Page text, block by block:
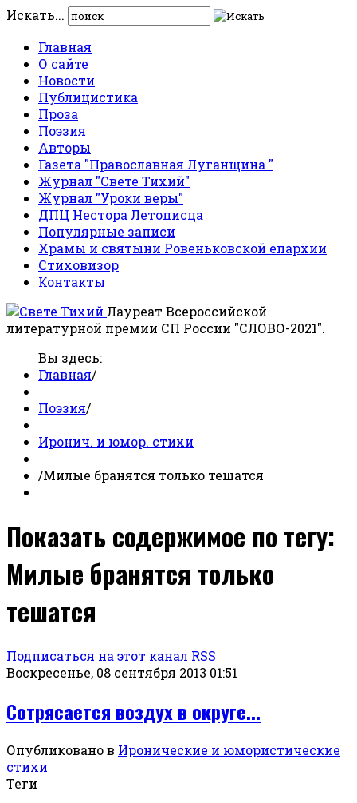
Искать...
Главная
О сайте
Новости
Публицистика
Проза
Поэзия
Авторы
Газета "Православная Луганщина "
Журнал "Свете Тихий"
Журнал "Уроки веры"
ДПЦ Нестора Летописца
Популярные записи
Храмы и святыни Ровеньковской епархии
Стиховизор
Контакты
Лауреат Всероссийской
литературной премии СП России "СЛОВО-2021".
Вы здесь:
Главная/
Поэзия/
Иронич. и юмор. стихи
/Милые бранятся только тешатся
Показать содержимое по тегу:
Милые бранятся только
тешатся
Подписаться на этот канал RSS
Воскресенье, 08 сентября 2013 01:51
Сотрясается воздух в округе...
Опубликовано в Иронические и юмористические
стихи
Теги